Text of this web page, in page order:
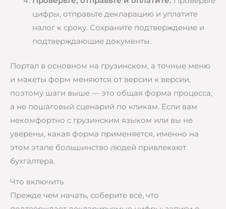
цифры, отправьте декларацию и уплатите
налог к сроку. Сохраните подтверждение и
подтверждающие документы.
Портал в основном на грузинском, а точные меню
и макеты форм меняются от версии к версии,
поэтому шаги выше — это общая форма процесса,
а не пошаговый сценарий по кликам. Если вам
некомфортно с грузинским языком или вы не
уверены, какая форма применяется, именно на
этом этапе большинство людей привлекают
бухгалтера.
Что включить
Прежде чем начать, соберите всё, что